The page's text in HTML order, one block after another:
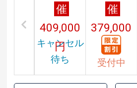
催
409,000
円
キャンセル
待ち
催
379,000
円
受付中